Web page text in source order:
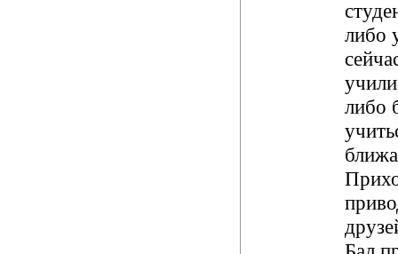
либо
либо